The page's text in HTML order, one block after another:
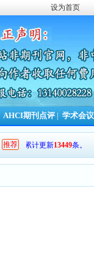
设为首页
AHCI期刊点评 学术会议
推荐
本年累计更新13449条。